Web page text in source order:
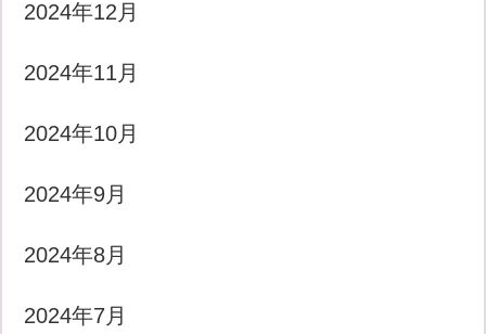
2024年12月
2024年11月
2024年10月
2024年9月
2024年8月
2024年7月